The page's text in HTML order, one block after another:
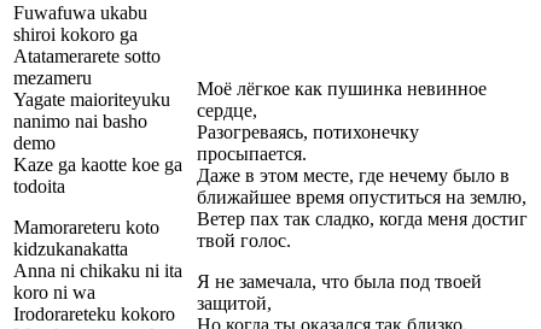
Fuwafuwa ukabu
shiroi kokoro ga
Atatamerarete sotto
mezameru
Yagate maioriteyuku
nanimo nai basho
demo
Kaze ga kaotte koe ga
todoita
Mamorareteru koto
kidzukanakatta
Anna ni chikaku ni ita
koro ni wa
Irodorareteku kokoro
Моё лёгкое как пушинка невинное
сердце,
Разогреваясь, потихонечку
просыпается.
Даже в этом месте, где нечему было в
ближайшее время опуститься на землю,
Ветер пах так сладко, когда меня достиг
твой голос.
Я не замечала, что была под твоей
защитой,
Но когда ты оказался так близко,